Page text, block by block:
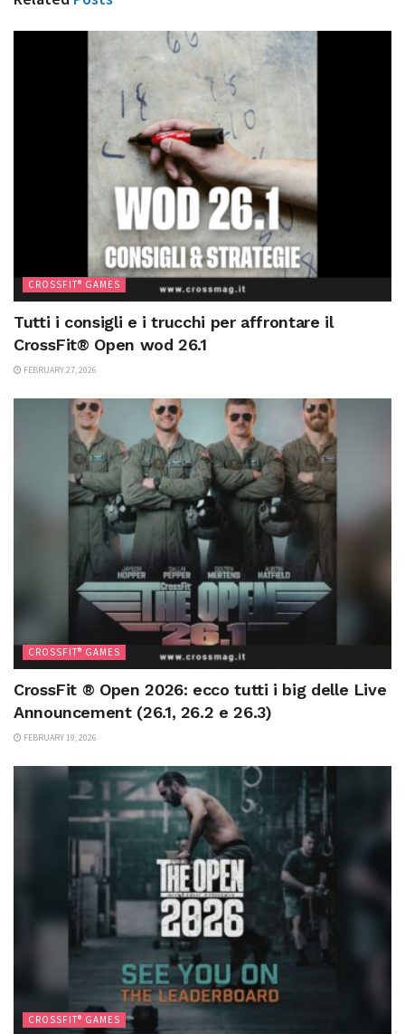
CROSSFIT® GAMES
Tutti i consigli e i trucchi per affrontare il
CrossFit® Open wod 26.1
FEBRUARY 27, 2026
CROSSFIT® GAMES
CrossFit ® Open 2026: ecco tutti i big delle Live
Announcement (26.1, 26.2 e 26.3)
FEBRUARY 19, 2026
CROSSFIT® GAMES